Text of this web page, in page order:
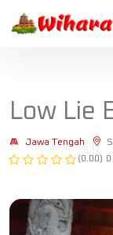
Low Lie
Jawa Tengah
(0.00)